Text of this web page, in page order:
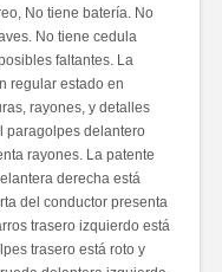
No tiene batería. No
No tiene cedula
faltantes. La
regular estado en
rayones, y detalles
paragolpes delantero
rayones. La patente
derecha está
del conductor presenta
trasero izquierdo está
trasero está roto y